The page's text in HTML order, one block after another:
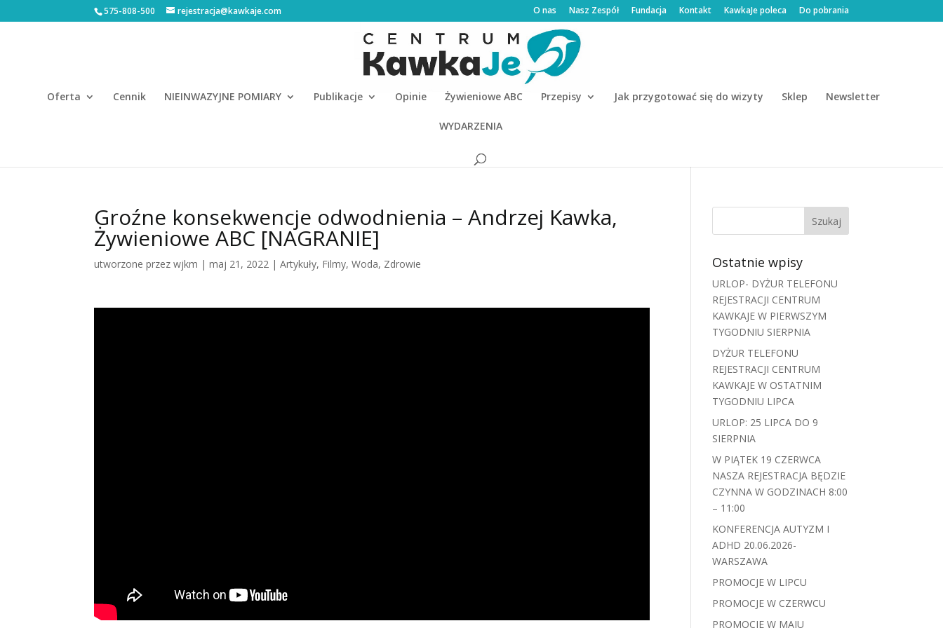
575-808-500 rejestracja@kawkaje.com O nas Nasz Zespół Fundacja Kontakt KawkaJe poleca Do pobrania
Oferta Cennik NIEINWAZYJNE POMIARY Publikacje Opinie Żywieniowe ABC Przepisy Jak przygotować się do wizyty Sklep Newsletter
WYDARZENIA
Groźne konsekwencje odwodnienia – Andrzej Kawka,
Żywieniowe ABC [NAGRANIE]
utworzone przezwjkm |maj 21, 2022 |Artykuły, Filmy,Woda, Zdrowie Ostatnie wpisy
URLOP- DYŻUR TELEFONU
REJESTRACJI CENTRUM
KAWKAJE W PIERWSZYM
TYGODNIU SIERPNIA
DYŻUR TELEFONU
REJESTRACJI CENTRUM
KAWKAJE W OSTATNIM
TYGODNIU LIPCA
URLOP: 25 LIPCA DO 9
SIERPNIA
W PIĄTEK 19 CZERWCA
NASZA REJESTRACJA BĘDZIE
CZYNNA W GODZINACH 8:00
– 11:00
KONFERENCJA AUTYZM I
ADHD 20.06.2026-
WARSZAWA
PROMOCJE W LIPCU
PROMOCJE W CZERWCU
PROMOCJE W MAJU